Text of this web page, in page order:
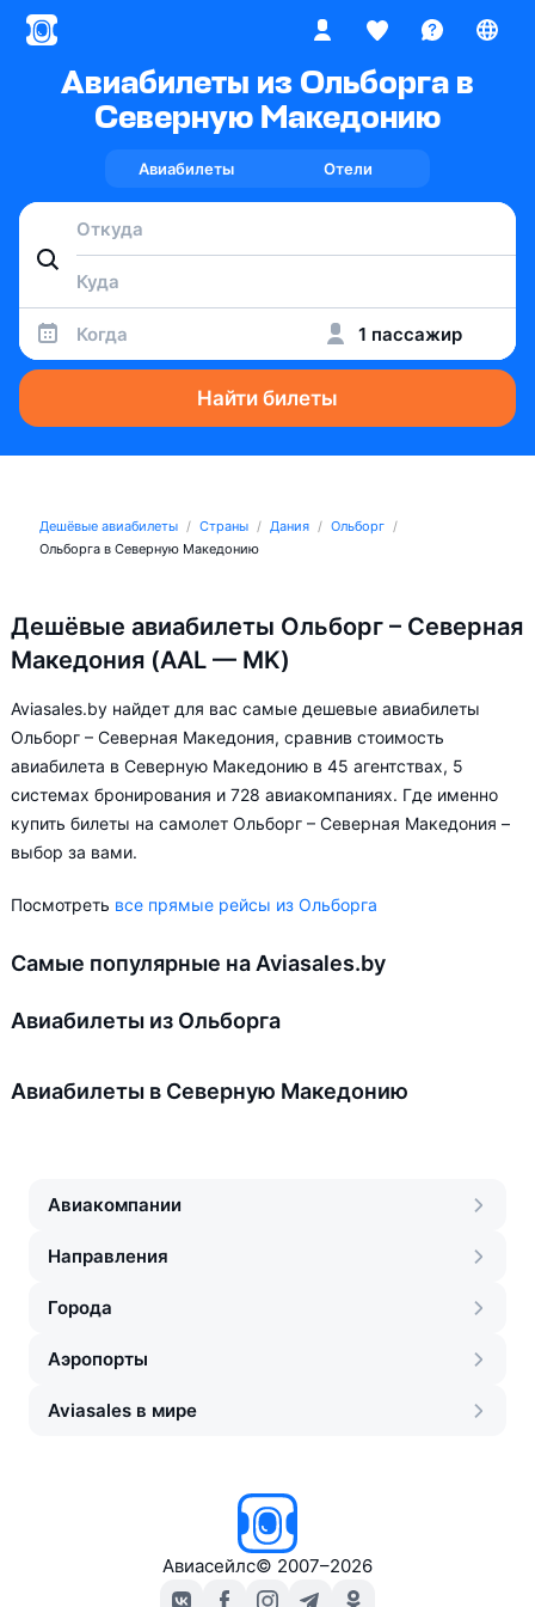
Авиабилеты из Ольборга в
Северную Македонию
Авиабилеты Отели
Когда 1 пассажир
Найти билеты
Дешёвые авиабилеты Страны Дания
Ольборг
Ольборга в Северную Македонию
Дешёвые авиабилеты Ольборг – Северная
Македония (AAL — MK)
Aviasales.by найдет для вас самые дешевые авиабилеты
Ольборг – Северная Македония, сравнив стоимость
авиабилета в Северную Македонию в 45 агентствах, 5
системах бронирования и 728 авиакомпаниях. Где именно
купить билеты на самолет Ольборг – Северная Македония –
выбор за вами.
Посмотреть все прямые рейсы из Ольборга
Самые популярные на Aviasales.by
Авиабилеты из Ольборга
Авиабилеты в Северную Македонию
Авиакомпании
Направления
Города
Аэропорты
Aviasales в мире
Авиасейлс© 2007–2026